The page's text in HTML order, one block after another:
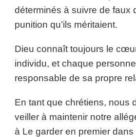
déterminés à suivre de faux
punition qu’ils méritaient.
Dieu connaît toujours le
individu, et chaque
responsable de sa propre
En tant que chrétiens, nous
veiller à maintenir notre
à Le garder en premier